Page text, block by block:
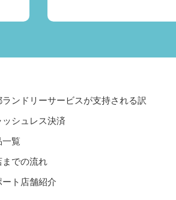
ランドリーサービスが支持される訳
ッシュレス決済
一覧
までの流れ
ート店舗紹介